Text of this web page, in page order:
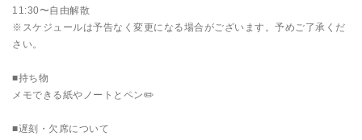
11:30〜自由解散
※スケジュールは予告なく変更になる場合がございます。予めご了承くだ
さい。
■持ち物
メモできる紙やノートとペン✏️
■遅刻・欠席について